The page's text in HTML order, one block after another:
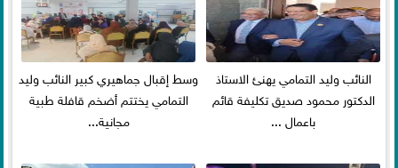
النائب وليد التمامي يهنئ الاستاذ
الدكتور محمود صديق تكليفة قائم
باعمال ...
وسط إقبال جماهيري كبير النائب وليد
التمامي يختتم أضخم قافلة طبية
مجانية...